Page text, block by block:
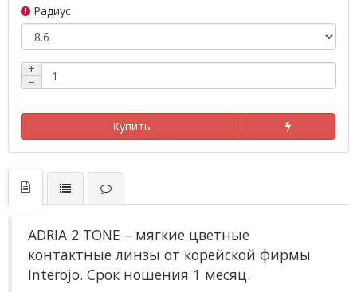
Радиус
+
−
Купить
ADRIA 2 TONE – мягкие цветные
контактные линзы от корейской фирмы
Interojo. Срок ношения 1 месяц.